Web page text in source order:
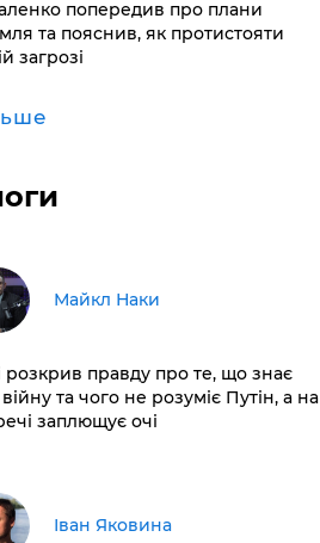
попередив про плани
та пояснив, як протистояти
загрозі
Майкл Наки
розкрив правду про те, що знає
та чого не розуміє Путін, а на
заплющує очі
Іван Яковина